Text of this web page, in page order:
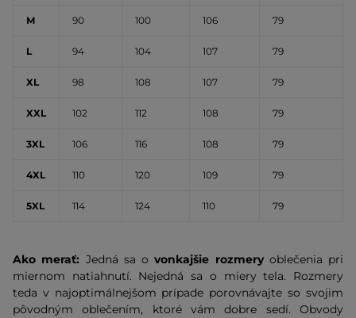
M 90 100 106 79
L 94 104 107 79
XL 98 108 107 79
XXL 102 112 108 79
3XL 106 116 108 79
4XL 110 120 109 79
5XL 114 124 110 79
Ako merať: Jedná sa ovonkajšie rozmeryoblečenia pri
miernom natiahnutí. Nejedná sa o miery tela. Rozmery
teda v najoptimálnejšom prípade porovnávajte so svojim
pôvodným oblečením, ktoré vám dobre sedí. Obvody